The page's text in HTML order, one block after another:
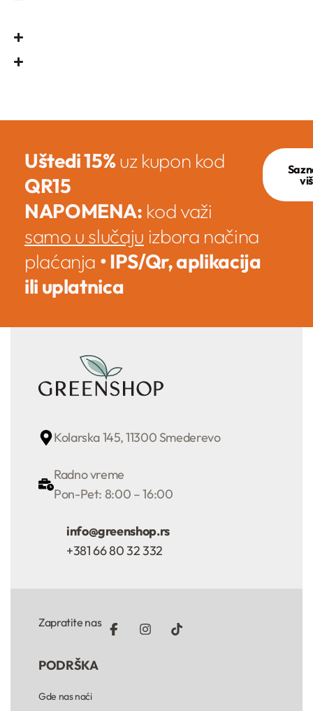
Uštedi 15%uz kupon kod
QR15
NAPOMENA: kod važi
samo u slučaju izbora načina
plaćanja • IPS/Qr, aplikacija
ili uplatnica
Kolarska 145, 11300 Smederevo
Radno vreme
Pon-Pet: 8:00 – 16:00
info@greenshop.rs
+381 66 80 32 332
Zapratite nas
PODRŠKA
Gde nas naći